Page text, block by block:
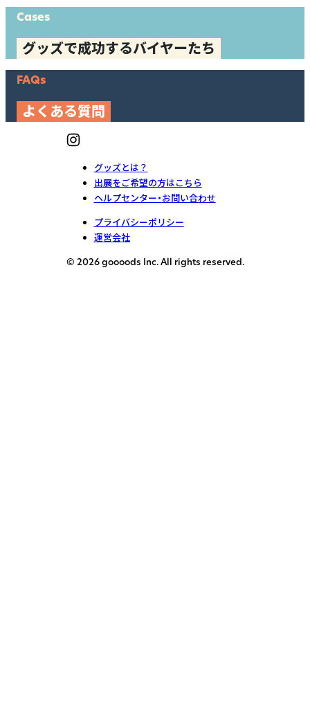
Cases
グッズで成功するバイヤーたち
FAQs
よくある質問
グッズとは？
出展をご希望の方はこちら
ヘルプセンター・お問い合わせ
プライバシーポリシー
運営会社
© 2026 goooods Inc. All rights reserved.